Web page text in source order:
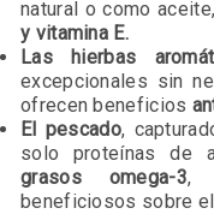
natural o como aceite,
y vitamina E.
Las hierbas
excepcionales sin
ofrecen beneficios
El pescado,
solo proteínas de
grasos omega-3,
beneficiosos sobre